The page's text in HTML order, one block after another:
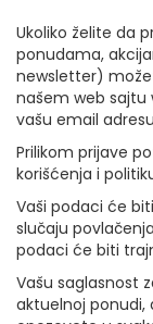
Ukoliko želite da
ponudama,
newsletter)
našem web sajtu
vašu email
Prilikom prijave
korišćenja i
Vaši podaci će
slučaju
podaci će biti
Vašu saglasnost
aktuelnoj